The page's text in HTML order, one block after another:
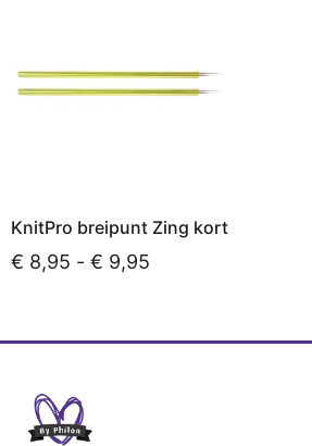
KnitPro breipunt Zing kort
€ 8,95 - € 9,95